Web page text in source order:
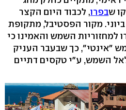
שבפרו, לכבוד היום הקצר
ביותר של השנה, ב- 24 ביוני. מקור הפסטיבל, מתקופת
השמש והאמינו כי
"אינטי", כך שבעבר העניק
השמש, ע"י טקסים דתיים